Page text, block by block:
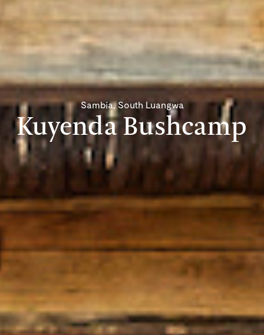
Sambia, South Luangwa
Kuyenda Bushcamp